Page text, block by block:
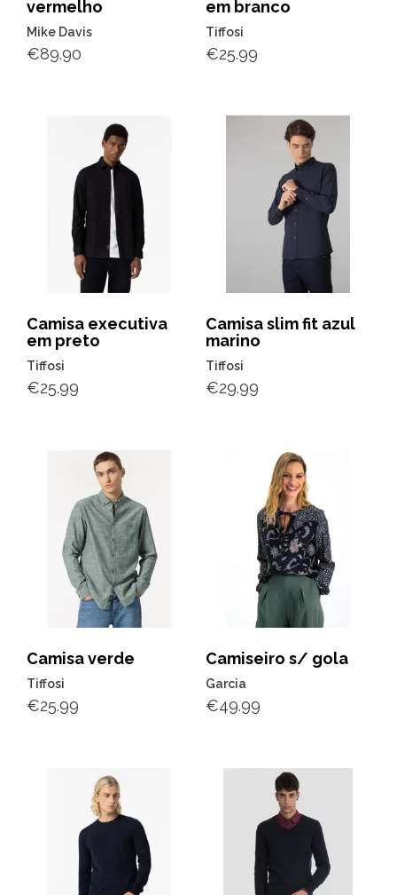
vermelho
Mike Davis
€89.90
em branco
Tiffosi
€25.99
Camisa executiva
em preto
Tiffosi
€25.99
Camisa slim fit azul
marino
Tiffosi
€29.99
Camisa verde
Tiffosi
€25.99
Camiseiro s/ gola
Garcia
€49.99